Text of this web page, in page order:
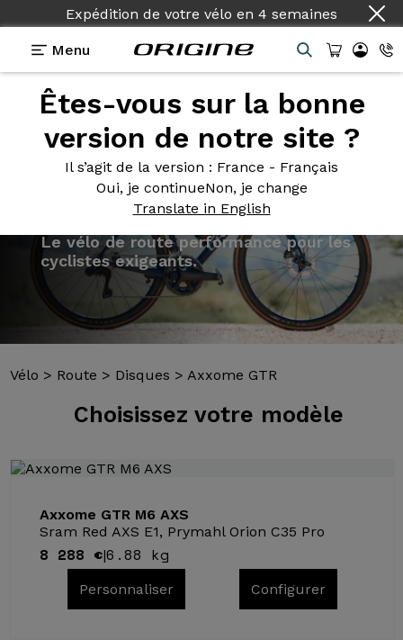
Expédition de votre vélo en 4 semaines
Menu
Êtes-vous sur la bonne
version de notre site ?
Il s’agit de la version : France - Français
Oui, je continueNon, je change
Translate in English
Modèles
Vélo > Route > Disques >Axxome GTR
Choisissez votre modèle
Axxome GTR M6 AXS
Sram Red AXS E1, Prymahl Orion C35 Pro
8 288 €|6.88 kg
Personnaliser Configurer